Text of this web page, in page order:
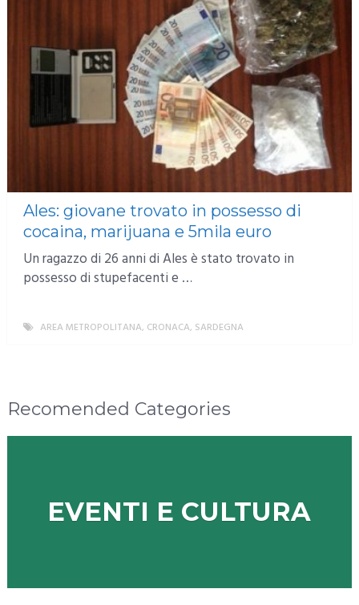
Ales: giovane trovato in possesso di
cocaina, marijuana e 5mila euro
Un ragazzo di 26 anni di Ales è stato trovato in
possesso di stupefacenti e …
AREA METROPOLITANA, CRONACA, SARDEGNA
Recomended Categories
EVENTI E CULTURA